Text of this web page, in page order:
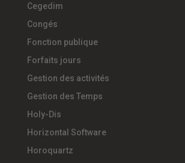
Cegedim
Congés
Fonction publique
Forfaits jours
Gestion des activités
Gestion des Temps
Holy-Dis
Horizontal Software
Horoquartz